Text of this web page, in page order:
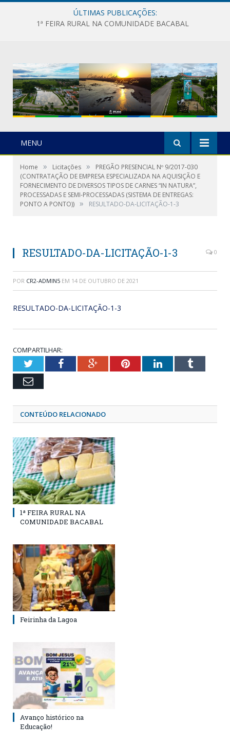
ÚLTIMAS PUBLICAÇÕES:
1ª FEIRA RURAL NA COMUNIDADE BACABAL
MENU
Home » Licitações »
PREGÃO PRESENCIAL Nº 9/2017-030
(CONTRATAÇÃO DE EMPRESA ESPECIALIZADA NA AQUISIÇÃO E
FORNECIMENTO DE DIVERSOS TIPOS DE CARNES “IN NATURA”,
PROCESSADAS E SEMI-PROCESSADAS (SISTEMA DE ENTREGAS:
PONTO A PONTO)) » RESULTADO-DA-LICITAÇÃO-1-3
RESULTADO-DA-LICITAÇÃO-1-3 0
POR CR2-ADMIN5 EM 14 DE OUTUBRO DE 2021
RESULTADO-DA-LICITAÇÃO-1-3
COMPARTILHAR:
TwitterFacebookGoogle+PinterestLinkedInTumblr
Email
CONTEÚDO RELACIONADO
1ª FEIRA RURAL NA
COMUNIDADE BACABAL
Feirinha da Lagoa
Avanço histórico na
Educação!